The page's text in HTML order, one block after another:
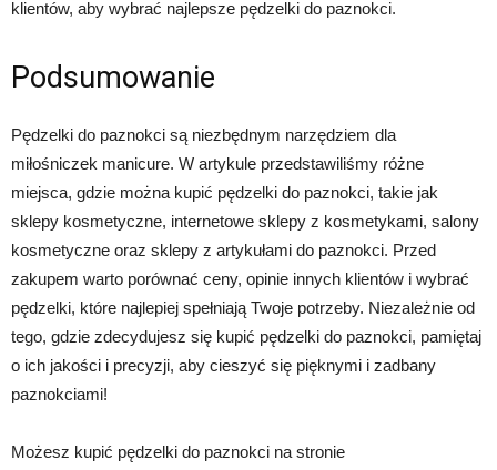
klientów, aby wybrać najlepsze pędzelki do paznokci.
Podsumowanie
Pędzelki do paznokci są niezbędnym narzędziem dla
miłośniczek manicure. W artykule przedstawiliśmy różne
miejsca, gdzie można kupić pędzelki do paznokci, takie jak
sklepy kosmetyczne, internetowe sklepy z kosmetykami, salony
kosmetyczne oraz sklepy z artykułami do paznokci. Przed
zakupem warto porównać ceny, opinie innych klientów i wybrać
pędzelki, które najlepiej spełniają Twoje potrzeby. Niezależnie od
tego, gdzie zdecydujesz się kupić pędzelki do paznokci, pamiętaj
o ich jakości i precyzji, aby cieszyć się pięknymi i zadbany
paznokciami!
Możesz kupić pędzelki do paznokci na stronie